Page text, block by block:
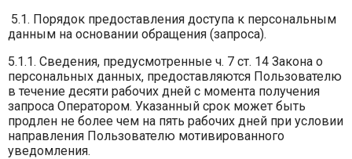
5.1. Порядок предоставления доступа к персональным
данным на основании обращения (запроса).
5.1.1. Сведения, предусмотренные ч. 7 ст. 14 Закона о
персональных данных, предоставляются Пользователю
в течение десяти рабочих дней с момента получения
запроса Оператором. Указанный срок может быть
продлен не более чем на пять рабочих дней при условии
направления Пользователю мотивированного
уведомления.